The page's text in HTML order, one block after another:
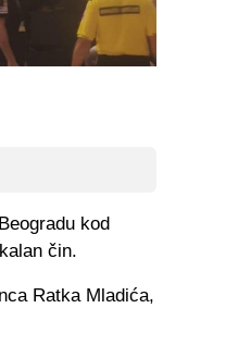
kod
čin.
Ratka Mladića,